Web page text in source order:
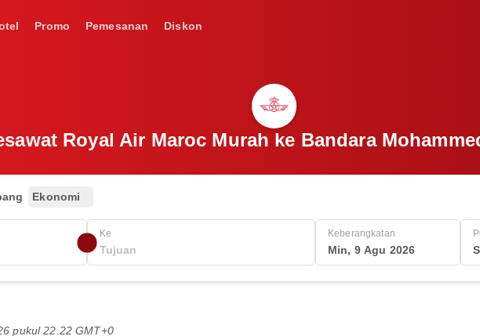
Promo Pemesanan Diskon
Royal Air Maroc Murah ke Bandara
Ekonomi
Ke Keberangkatan
Min, 9 Agu 2026
pukul 22.22 GMT+0